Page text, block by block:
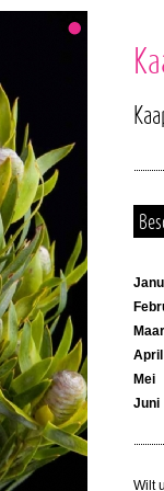
April
Mei
Juni
Wilt